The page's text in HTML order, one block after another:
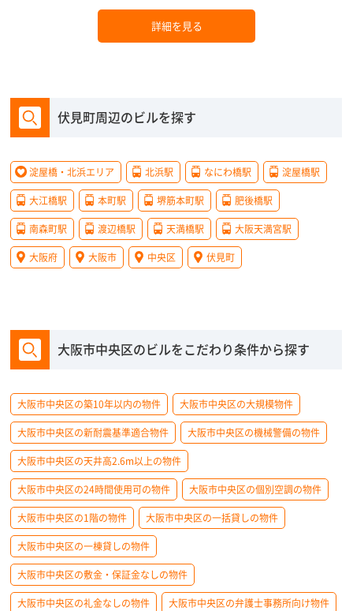
詳細を見る
伏見町周辺のビルを探す
淀屋橋・北浜エリア 北浜駅 なにわ橋駅 淀屋橋駅
大江橋駅 本町駅 堺筋本町駅 肥後橋駅
南森町駅 渡辺橋駅 天満橋駅 大阪天満宮駅
大阪府 大阪市 中央区 伏見町
大阪市中央区のビルをこだわり条件から探す
大阪市中央区の築10年以内の物件 大阪市中央区の大規模物件
大阪市中央区の新耐震基準適合物件 大阪市中央区の機械警備の物件
大阪市中央区の天井高2.6m以上の物件
大阪市中央区の24時間使用可の物件 大阪市中央区の個別空調の物件
大阪市中央区の1階の物件 大阪市中央区の一括貸しの物件
大阪市中央区の一棟貸しの物件
大阪市中央区の敷金・保証金なしの物件
大阪市中央区の礼金なしの物件 大阪市中央区の弁護士事務所向け物件